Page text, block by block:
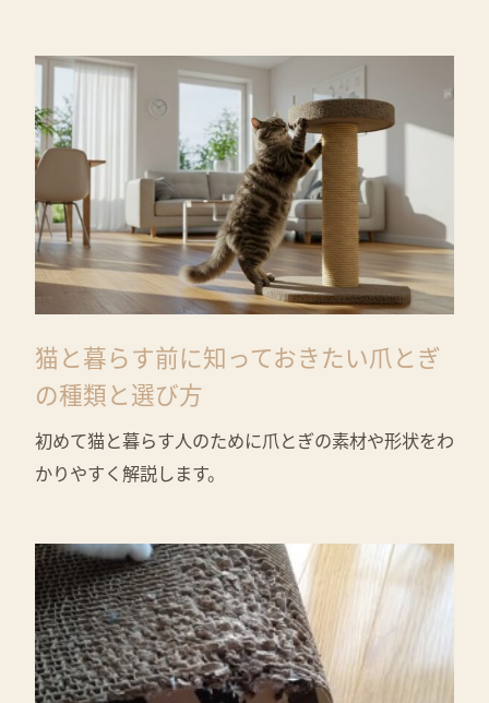
猫と暮らす前に知っておきたい爪とぎ
の種類と選び方
初めて猫と暮らす人のために爪とぎの素材や形状をわ
かりやすく解説します。